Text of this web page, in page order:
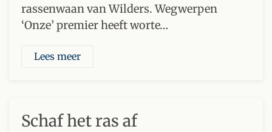
rassenwaan van Wilders. Wegwerpen
‘Onze’ premier heeft worte…
Lees meer
Schaf het ras af